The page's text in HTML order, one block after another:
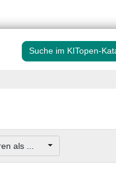
Suche im KITopen-
als ...